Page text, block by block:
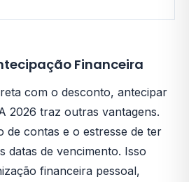
Financeira
com o desconto, antecipar
2026 traz outras vantagens.
de contas e o estresse de ter
datas de vencimento. Isso
financeira pessoal,